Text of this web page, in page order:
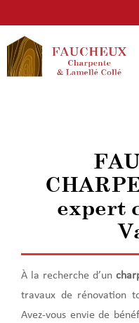
au
contenu
expert
À la recherche d’un
travaux de rénovation
Avez-vous envie de